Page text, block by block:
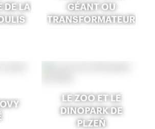
DE LA
GÉANT OU
TRANSFORMATEUR
LE ZOO ET LE
DINOPARK DE
PLZEŇ